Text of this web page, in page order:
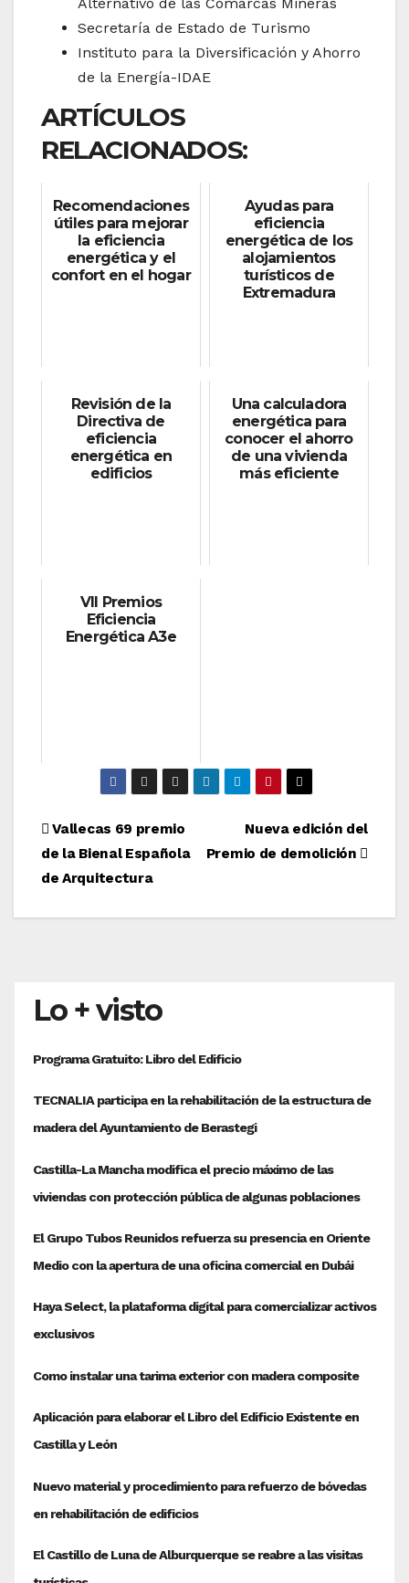
Secretaría de Estado de Turismo
Instituto para la Diversificación y Ahorro
de la Energía-IDAE
ARTÍCULOS
RELACIONADOS:
Recomendaciones
útiles para mejorar
la eficiencia
energética y el
confort en el hogar
Ayudas para
eficiencia
energética de los
alojamientos
turísticos de
Extremadura
Revisión de la
Directiva de
eficiencia
energética en
edificios
Una calculadora
energética para
conocer el ahorro
de una vivienda
más eficiente
VII Premios
Eficiencia
Energética A3e
Navegación
de
entradas
Nueva edición del
Premio de demolición
Vallecas 69 premio
de la Bienal Española
de Arquitectura
Lo + visto